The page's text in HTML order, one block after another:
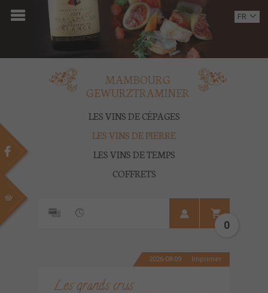
ACCUEIL
DOMAINE
VINS
MULTIMEDIA
CONTACT
FR
MAMBOURG
GEWURZTRAMINER
LES VINS DE CÉPAGES
LES VINS DE PIERRE
LES VINS DE TEMPS
COFFRETS
0
2026-08-09 Imprimer
Les grands crus